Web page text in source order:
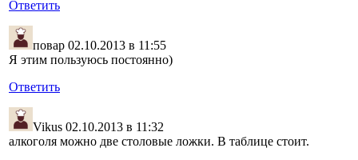
Ответить
повар 02.10.2013 в 11:55
Я этим пользуюсь постоянно)
Ответить
Vikus 02.10.2013 в 11:32
алкоголя можно две столовые ложки. В таблице стоит.